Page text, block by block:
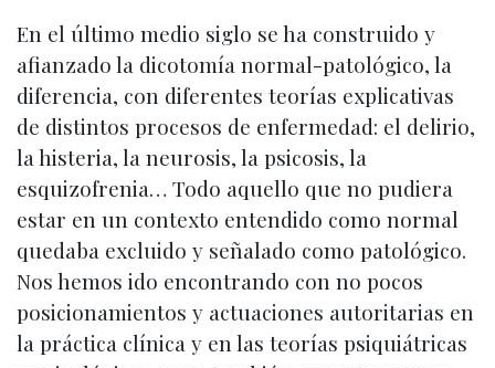
En el último medio siglo se ha construido y
afianzado la dicotomía normal-patológico, la
diferencia, con diferentes teorías explicativas
de distintos procesos de enfermedad: el delirio,
la histeria, la neurosis, la psicosis, la
esquizofrenia… Todo aquello que no pudiera
estar en un contexto entendido como normal
quedaba excluido y señalado como patológico.
Nos hemos ido encontrando con no pocos
posicionamientos y actuaciones autoritarias en
la práctica clínica y en las teorías psiquiátricas